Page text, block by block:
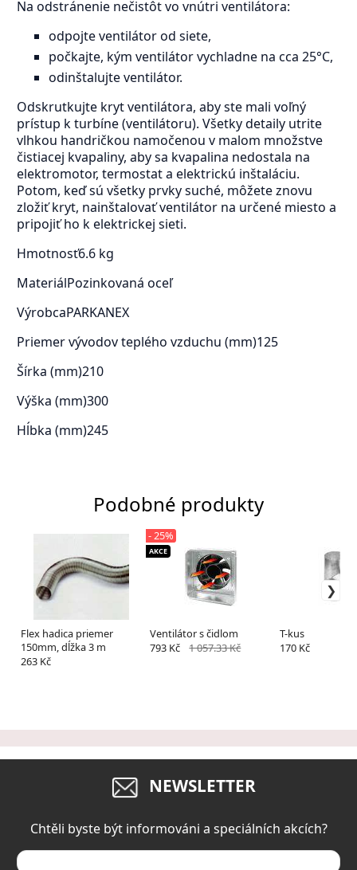
Na odstránenie nečistôt vo vnútri ventilátora:
odpojte ventilátor od siete,
počkajte, kým ventilátor vychladne na cca 25°C,
odinštalujte ventilátor.
Odskrutkujte kryt ventilátora, aby ste mali voľný
prístup k turbíne (ventilátoru). Všetky detaily utrite
vlhkou handričkou namočenou v malom množstve
čistiacej kvapaliny, aby sa kvapalina nedostala na
elektromotor, termostat a elektrickú inštaláciu.
Potom, keď sú všetky prvky suché, môžete znovu
zložiť kryt, nainštalovať ventilátor na určené miesto a
pripojiť ho k elektrickej sieti.
Hmotnosť6.6 kg
MateriálPozinkovaná oceľ
VýrobcaPARKANEX
Priemer vývodov teplého vzduchu (mm)125
Šírka (mm)210
Výška (mm)300
Hĺbka (mm)245
Podobné produkty
Flex hadica priemer
150mm, dĺžka 3 m
263 Kč
Ventilátor s čidlom
AKCE
- 25%
793 Kč 1 057.33 Kč
T-kus
170 Kč
NEWSLETTER
Chtěli byste být informováni a speciálních akcích?